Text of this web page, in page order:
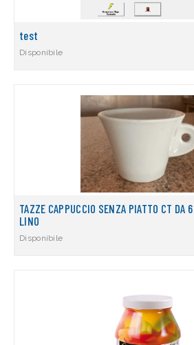
test
Disponibile
TAZZE CAPPUCCIO SENZA PIATTO CT DA
LINO
Disponibile